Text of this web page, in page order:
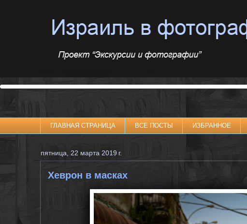
ГЛАВНАЯ СТРАНИЦА ВСЕ ПОСТЫ ИЗБРАННОЕ
пятница, 22 марта 2019 г.
Хеврон в масках